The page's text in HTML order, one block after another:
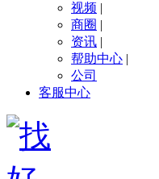
视频 |
商圈 |
资讯 |
帮助中心 |
公司
客服中心